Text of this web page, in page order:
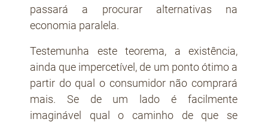
passará a procurar alternativas na
economia paralela.
Testemunha este teorema, a existência,
ainda que impercetível, de um ponto ótimo a
partir do qual o consumidor não comprará
mais. Se de um lado é facilmente
imaginável qual o caminho de que se